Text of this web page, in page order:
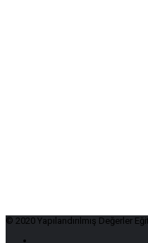
© 2020 Yapılandırılmış Değerler